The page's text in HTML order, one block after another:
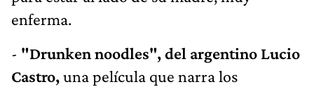
enferma.
- "Drunken noodles", del argentino Lucio
Castro,una película que narra los